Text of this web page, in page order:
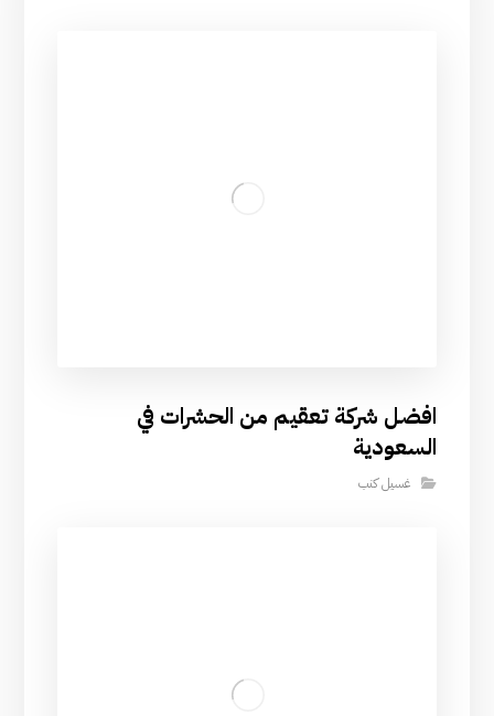
افضل شركة تعقيم من الحشرات في
السعودية
غسيل كنب